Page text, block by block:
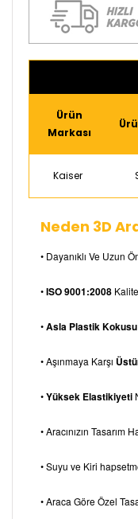
Ürün
Markası
Kaiser
Neden 3D
• Dayanıklı Ve Uzun
•ISO 9001:2008
•Asla Plastik Kokusu
• Aşınmaya Karşı
•Yüksek Elastikiyeti
• Aracınızın Tasarım
• Suyu ve Kiri
• Araca Göre Özel